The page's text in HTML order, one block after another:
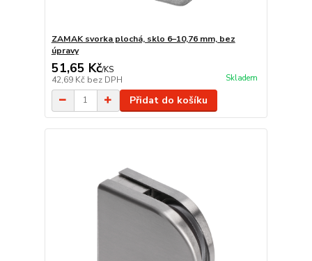
ZAMAK svorka plochá, sklo 6–10,76 mm, bez
úpravy
51,65 Kč/KS
42,69 Kč bez DPH Skladem
Přidat do košíku